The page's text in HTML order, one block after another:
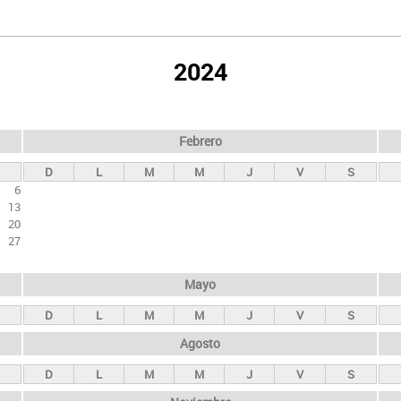
2024
6
13
20
27
Febrero
D L M M J V S
Mayo
D L M M J V S
Agosto
D L M M J V S